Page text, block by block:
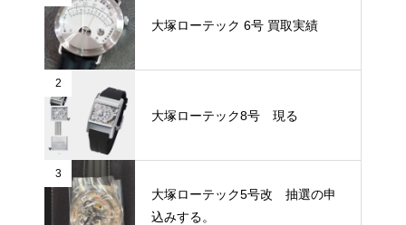
大塚ローテック 6号 買取実績
2
大塚ローテック8号 現る
3
大塚ローテック5号改 抽選の申
込みする。